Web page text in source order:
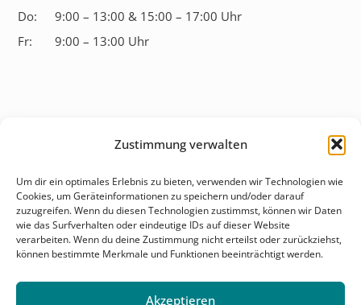
Zustimmung verwalten
Um dir ein optimales Erlebnis zu bieten, verwenden wir Technologien wie
Cookies, um Geräteinformationen zu speichern und/oder darauf
zuzugreifen. Wenn du diesen Technologien zustimmst, können wir Daten
wie das Surfverhalten oder eindeutige IDs auf dieser Website
verarbeiten. Wenn du deine Zustimmung nicht erteilst oder zurückziehst,
können bestimmte Merkmale und Funktionen beeinträchtigt werden.
Akzeptieren
Do:
9:00 – 13:00 & 15:00 – 17:00 Uhr
Fr:
9:00 – 13:00 Uhr
Behandlungsfelder
Karriere